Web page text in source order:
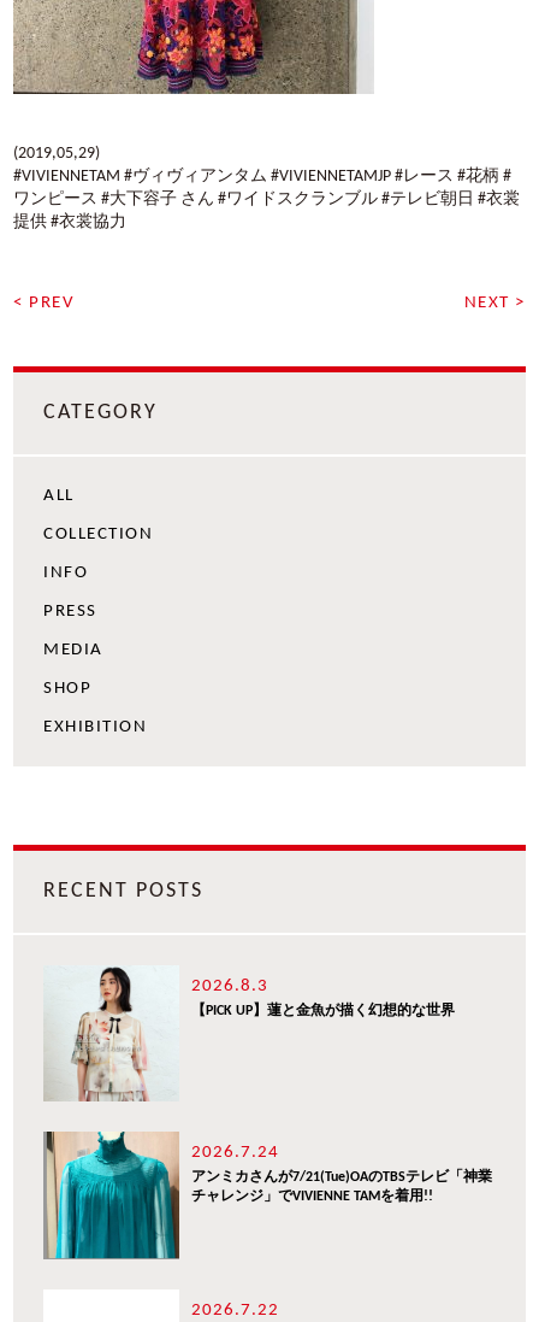
(2019,05,29)
#VIVIENNETAM #ヴィヴィアンタム #VIVIENNETAMJP #レース #花柄 #
ワンピース #大下容子 さん #ワイドスクランブル #テレビ朝日 #衣裳
提供 #衣裳協力
< PREV NEXT >
CATEGORY
ALL
COLLECTION
INFO
PRESS
MEDIA
SHOP
EXHIBITION
RECENT POSTS
2026.8.3
【PICK UP】蓮と金魚が描く幻想的な世界
2026.7.24
アンミカさんが7/21(Tue)OAのTBSテレビ「神業
チャレンジ」でVIVIENNE TAMを着用!!
2026.7.22